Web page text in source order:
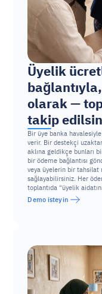
Üyelik
olarak —
takip
Bir üye banka
verir. Bir destekçi
aklına geldikçe bunları
bir ödeme bağlantısı
veya üyelerin bir tahsilat
sağlayabilirsiniz. Her
toplantıda "üyelik
Demo isteyin